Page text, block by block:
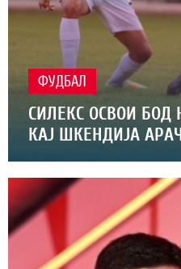
ФУДБАЛ
СИЛЕКС ОСВОИ БОД
КАЈ ШКЕНДИЈА